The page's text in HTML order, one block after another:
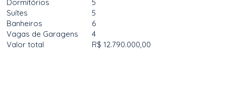
Dormitórios
5
Suítes
5
Banheiros
6
Vagas de Garagens
4
Valor total
R$ 12.790.000,00